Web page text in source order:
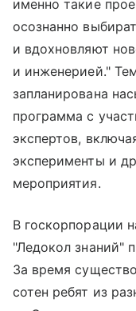
именно такие
осознанно
и вдохновляют
и инженерией."
запланирована
программа с
экспертов,
эксперименты и
мероприятия.
В госкорпорации
"Ледокол знаний"
За время
сотен ребят из